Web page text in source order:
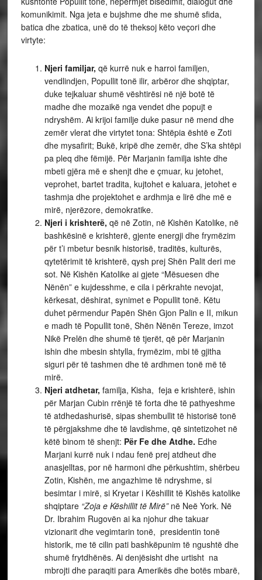
komunikimit. Nga jeta e bujshme dhe me shumë sfida,
batica dhe zbatica, unë do të theksoj këto veçori dhe
virtyte:
Njeri familjar, që kurrë nuk e harroi familjen,
vendlindjen, Popullit tonë ilir, arbëror dhe shqiptar,
duke tejkaluar shumë vështirësi në një botë të
madhe dhe mozaikë nga vendet dhe popujt e
ndryshëm. Ai krijoi familje duke pasur në mend dhe
zemër vlerat dhe virtytet tona: Shtëpia është e Zoti
dhe mysafirit; Bukë, kripë dhe zemër, dhe S’ka shtëpi
pa pleq dhe fëmijë. Për Marjanin familja ishte dhe
mbeti gjëra më e shenjt dhe e çmuar, ku jetohet,
veprohet, bartet tradita, kujtohet e kaluara, jetohet e
tashmja dhe projektohet e ardhmja e lirë dhe më e
mirë, njerëzore, demokratike.
Njeri i krishterë, që në Zotin, në Kishën Katolike, në
bashkësinë e krishterë, gjente energji dhe frymëzim
për t’i mbetur besnik historisë, traditës, kulturës,
qytetërimit të krishterë, qysh prej Shën Palit deri me
sot. Në Kishën Katolike ai gjete “Mësuesen dhe
Nënën” e kujdesshme, e cila i përkrahte nevojat,
kërkesat, dëshirat, synimet e Popullit tonë. Këtu
duhet përmendur Papën Shën Gjon Palin e II, mikun
e madh të Popullit tonë, Shën Nënën Tereze, imzot
Nikë Prelën dhe shumë të tjerët, që për Marjanin
ishin dhe mbesin shtylla, frymëzim, mbi të gjitha
siguri për të tashmen dhe të ardhmen tonë më të
mirë.
Njeri atdhetar, familja, Kisha, feja e krishterë, ishin
për Marjan Cubin rrënjë të forta dhe të pathyeshme
të atdhedashurisë, sipas shembullit të historisë tonë
të përgjakshme dhe të lavdishme, që sintetizohet në
këtë binom të shenjt: Për Fe dhe Atdhe. Edhe
Marjani kurrë nuk i ndau fenë prej atdheut dhe
anasjelltas, por në harmoni dhe përkushtim, shërbeu
Zotin, Kishën, me angazhime të ndryshme, si
besimtar i mirë, si Kryetar i Këshillit të Kishës katolike
shqiptare “Zoja e Këshillit të Mirë”në Neë York. Në
Dr. Ibrahim Rugovën ai ka njohur dhe takuar
vizionarit dhe vegimtarin tonë, presidentin tonë
historik, me të cilin pati bashkëpunim të ngushtë dhe
shumë frytdhënës. Ai denjësisht dhe urtisht na
mbrojti dhe paraqiti para Amerikës dhe botës mbarë,